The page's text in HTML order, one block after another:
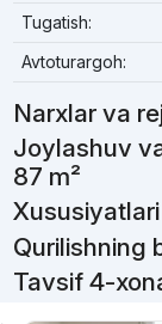
Tugatish:
Avtoturargoh:
Narxlar va
Joylashuv
87 m²
Qurilishning
Tavsif 4-